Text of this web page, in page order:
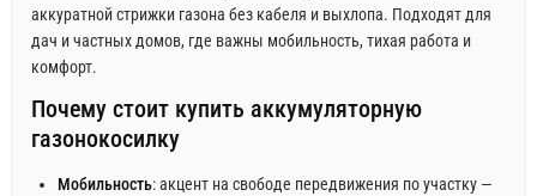
аккуратной стрижки газона без кабеля и выхлопа. Подходят для
дач и частных домов, где важны мобильность, тихая работа и
комфорт.
Почему стоит купить аккумуляторную
газонокосилку
Мобильность: акцент на свободе передвижения по участку —